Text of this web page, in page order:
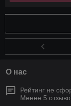
О нас
Рейтинг не
Менее 5